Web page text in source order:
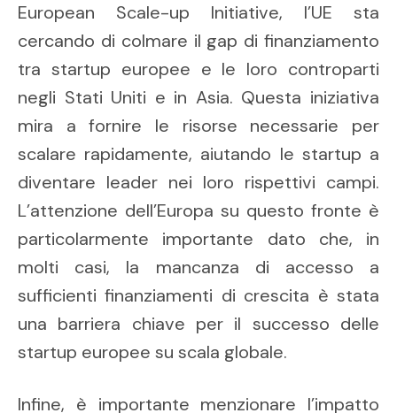
European Scale-up Initiative, l’UE sta
cercando di colmare il gap di finanziamento
tra startup europee e le loro controparti
negli Stati Uniti e in Asia. Questa iniziativa
mira a fornire le risorse necessarie per
scalare rapidamente, aiutando le startup a
diventare leader nei loro rispettivi campi.
L’attenzione dell’Europa su questo fronte è
particolarmente importante dato che, in
molti casi, la mancanza di accesso a
sufficienti finanziamenti di crescita è stata
una barriera chiave per il successo delle
startup europee su scala globale.
Infine, è importante menzionare l’impatto